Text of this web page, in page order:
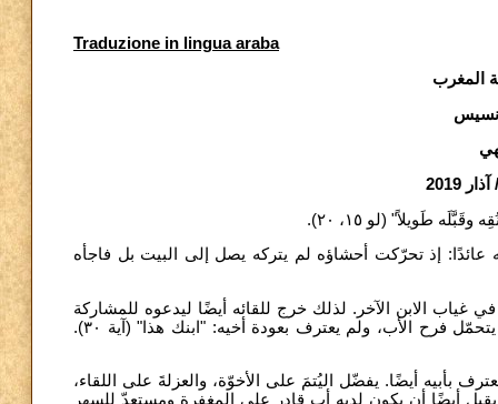
Traduzione in lingua araba
المغرب
طَويلاً" (لو ١٥، ٢٠).
إذ تحرّكت أحشاؤه لم يتركه يصل إلى البيت بل فاجأه
الابن الآخر. لذلك خرج للقائه أيضًا ليدعوه للمشاركة
في العيد (را. آية ٢٨). لكن يبدو أن الابن الأكبر لا يحبّ حفلات الترحيب، لم يتحمّل فرح الأب، ولم يعترف بعودة أخيه: "ابنك هذا" (آية ٣٠).
بأبيه أيضًا. يفضّل اليُتمَ على الأخوّة، والعزلةَ على اللقاء،
أيضًا أن يكون لديه أب قادر على المغفرة ومستعدّ للسهر